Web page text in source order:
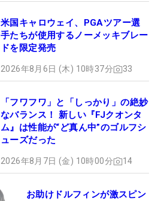
米国キャロウェイ、PGAツアー選
手たちが使用するノーメッキブレー
ドを限定発売
2026年8月6日 (木) 10時37分 33
「フワフワ」と「しっかり」の絶妙
なバランス！ 新しい『FJクオンタ
ム』は性能が“ど真ん中”のゴルフシ
ューズだった
2026年8月7日 (金) 10時00分 14
お助けドルフィンが激スピン